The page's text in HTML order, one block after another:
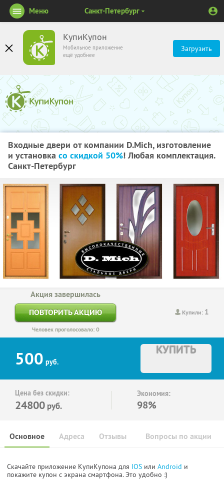
КупиКупон
Мобильное приложение
ещё удобнее
Загрузить
Меню Санкт-Петербург
Входные двери от компании D.Mich, изготовление
и установка со скидкой 50%! Любая комплектация.
Санкт-Петербург
Купили: 1
Акция завершилась
ПОВТОРИТЬ АКЦИЮ
Человек проголосовало: 0
500 руб.
КУПИТЬ
Цена без скидки:
24800 руб.
Экономия:
98%
Основное Отзывы Вопросы по акции
Адреса
Скачайте приложение КупиКупона для IOS или Android и
покажите купон с экрана смартфона. Это удобно :)